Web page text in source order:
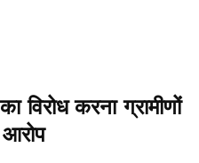
विरोध करना ग्रामीणों
आरोप